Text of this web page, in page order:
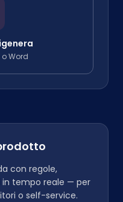
o Word
con regole,
in tempo reale — per
o self-service.